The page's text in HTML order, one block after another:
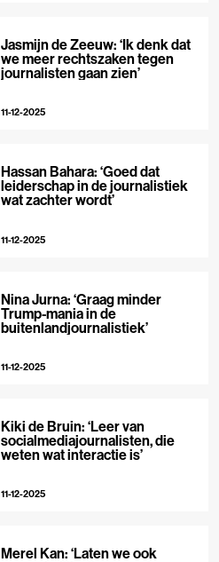
Jasmijn de Zeeuw: ‘Ik denk dat
we meer rechtszaken tegen
journalisten gaan zien’
11-12-2025
Hassan Bahara: ‘Goed dat
leiderschap in de journalistiek
wat zachter wordt’
11-12-2025
Nina Jurna: ‘Graag minder
Trump-mania in de
buitenlandjournalistiek’
11-12-2025
Kiki de Bruin: ‘Leer van
socialmediajournalisten, die
weten wat interactie is’
11-12-2025
Merel Kan: ‘Laten we ook